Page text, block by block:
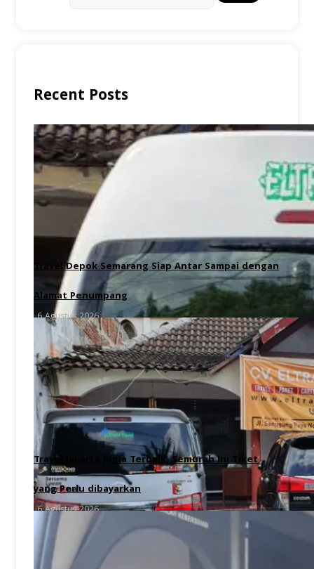
Recent Posts
Travel Depok Semarang Siap Antar Sampai dengan
Alamat Penumpang
6 Agustus 2026
Travel Jakarta Jogja Terbaik, Semurah Ini Tiket
yang Perlu dibayarkan
6 Agustus 2026